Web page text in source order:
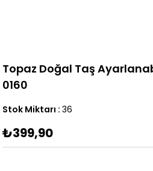
Topaz Doğal Taş
0160
Stok Miktarı : 36
₺399,90